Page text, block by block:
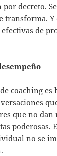
decreto.
transforma.
de
coaching es
que no dan
poderosas.
no se